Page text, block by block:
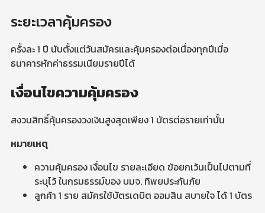
ระยะเวลาคุ้มครอง
ครั้งละ 1 ปี นับตั้งแต่วันสมัครและคุ้มครองต่อเนื่องทุกปีเมื่อ
ธนาคารหักค่าธรรมเนียมรายปีได้
เงื่อนไขความคุ้มครอง
สงวนสิทธิ์คุ้มครองวงเงินสูงสุดเพียง 1 บัตรต่อรายเท่านั้น
หมายเหตุ
ความคุ้มครอง เงื่อนไข รายละเอียด ข้อยกเว้นเป็นไปตามที่
ระบุไว้ ในกรมธรรม์ของ บมจ. ทิพยประกันภัย
ลูกค้า 1 ราย สมัครใช้บัตรเดบิต ออมสิน สบายใจ ได้ 1 บัตร